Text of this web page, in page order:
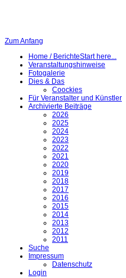
Zum Anfang
Home / BerichteStart here...
Veranstaltungshinweise
Fotogalerie
Dies & Das
Coockies
Für Veranstalter und Künstler
Archivierte Beiträge
2026
2025
2024
2023
2022
2021
2020
2019
2018
2017
2016
2015
2014
2013
2012
2011
Suche
Impressum
Datenschutz
Login